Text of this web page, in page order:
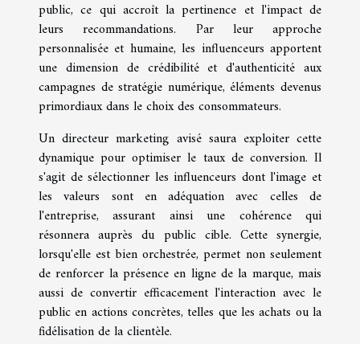
public, ce qui accroît la pertinence et l'impact de
leurs recommandations. Par leur approche
personnalisée et humaine, les influenceurs apportent
une dimension de crédibilité et d'authenticité aux
campagnes de stratégie numérique, éléments devenus
primordiaux dans le choix des consommateurs.
Un directeur marketing avisé saura exploiter cette
dynamique pour optimiser le taux de conversion. Il
s'agit de sélectionner les influenceurs dont l'image et
les valeurs sont en adéquation avec celles de
l'entreprise, assurant ainsi une cohérence qui
résonnera auprès du public cible. Cette synergie,
lorsqu'elle est bien orchestrée, permet non seulement
de renforcer la présence en ligne de la marque, mais
aussi de convertir efficacement l'interaction avec le
public en actions concrètes, telles que les achats ou la
fidélisation de la clientèle.